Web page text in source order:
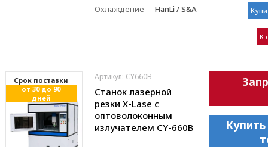
Охлаждение
HanLi / S&A
К
Cрок поставки
от 30 до 90
дней
Артикул: CY660B
Станок лазерной
резки X-Lase с
оптоволоконным
излучателем CY-660B